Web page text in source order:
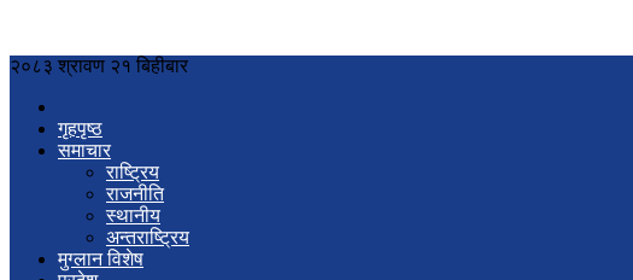
२०८३ श्रावण २१ बिहीबार
गृहपृष्ठ
समाचार
राष्ट्रिय
राजनीति
स्थानीय
अन्तराष्ट्रिय
मुग्लान विशेष